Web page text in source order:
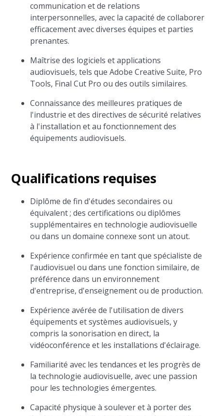
communication et de relations
interpersonnelles, avec la capacité de collaborer
efficacement avec diverses équipes et parties
prenantes.
Maîtrise des logiciels et applications
audiovisuels, tels que Adobe Creative Suite, Pro
Tools, Final Cut Pro ou des outils similaires.
Connaissance des meilleures pratiques de
l'industrie et des directives de sécurité relatives
à l'installation et au fonctionnement des
équipements audiovisuels.
Qualifications requises
Diplôme de fin d'études secondaires ou
équivalent ; des certifications ou diplômes
supplémentaires en technologie audiovisuelle
ou dans un domaine connexe sont un atout.
Expérience confirmée en tant que spécialiste de
l'audiovisuel ou dans une fonction similaire, de
préférence dans un environnement
d'entreprise, d'enseignement ou de production.
Expérience avérée de l'utilisation de divers
équipements et systèmes audiovisuels, y
compris la sonorisation en direct, la
vidéoconférence et les installations d'éclairage.
Familiarité avec les tendances et les progrès de
la technologie audiovisuelle, avec une passion
pour les technologies émergentes.
Capacité physique à soulever et à porter des